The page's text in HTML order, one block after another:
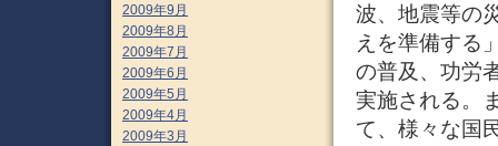
波、地震等の
えを準備する
の普及、功労
実施される。
て、様々な国
2009年9月
2009年8月
2009年7月
2009年6月
2009年5月
2009年4月
2009年3月